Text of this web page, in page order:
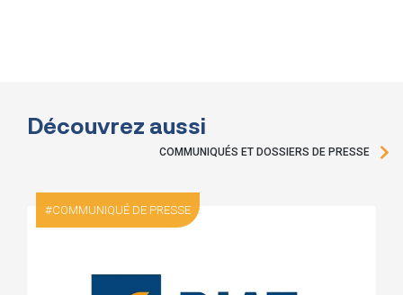
Découvrez aussi
COMMUNIQUÉS ET DOSSIERS DE PRESSE
COMMUNIQUÉ DE PRESSE